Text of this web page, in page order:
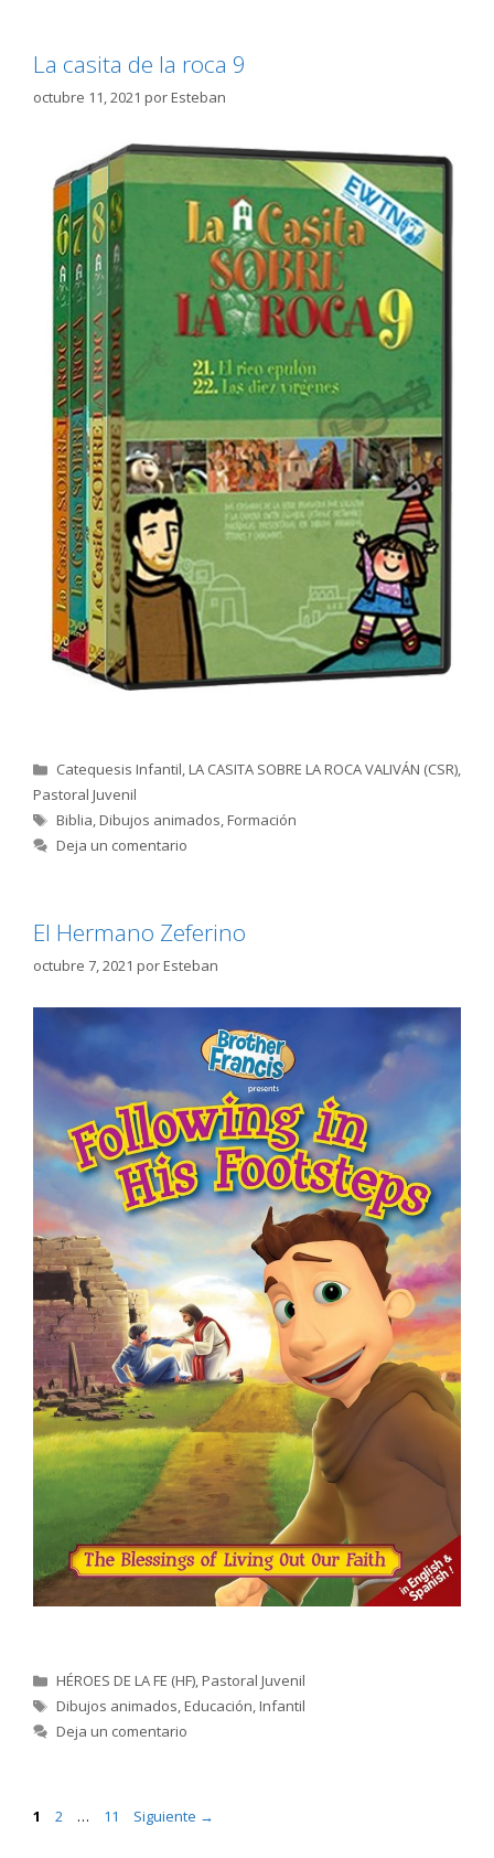
La casita de la roca 9
octubre 11, 2021 porEsteban
Categorías
Catequesis Infantil,LA CASITA SOBRE LA ROCA VALIVÁN (CSR),
Pastoral Juvenil
Etiquetas
Biblia,Dibujos animados,Formación
Deja un comentario
El Hermano Zeferino
octubre 7, 2021 porEsteban
Categorías
HÉROES DE LA FE (HF),Pastoral Juvenil
Etiquetas
Dibujos animados,Educación,Infantil
Deja un comentario
Página
1 Página
2 … Página
11 Siguiente →